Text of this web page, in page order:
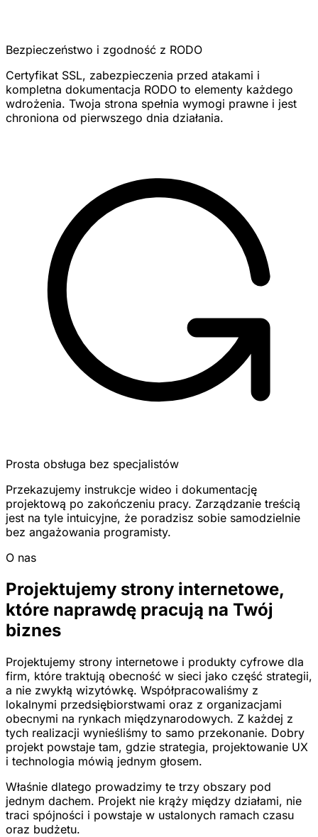
Bezpieczeństwo i zgodność z RODO
Certyfikat SSL, zabezpieczenia przed atakami i
kompletna dokumentacja RODO to elementy każdego
wdrożenia. Twoja strona spełnia wymogi prawne i jest
chroniona od pierwszego dnia działania.
Prosta obsługa bez specjalistów
Przekazujemy instrukcje wideo i dokumentację
projektową po zakończeniu pracy. Zarządzanie treścią
jest na tyle intuicyjne, że poradzisz sobie samodzielnie
bez angażowania programisty.
O nas
Projektujemy strony internetowe,
które naprawdę pracują na Twój
biznes
Projektujemy strony internetowe i produkty cyfrowe dla
firm, które traktują obecność w sieci jako część strategii,
a nie zwykłą wizytówkę. Współpracowaliśmy z
lokalnymi przedsiębiorstwami oraz z organizacjami
obecnymi na rynkach międzynarodowych. Z każdej z
tych realizacji wynieśliśmy to samo przekonanie. Dobry
projekt powstaje tam, gdzie strategia, projektowanie UX
i technologia mówią jednym głosem.
Właśnie dlatego prowadzimy te trzy obszary pod
jednym dachem. Projekt nie krąży między działami, nie
traci spójności i powstaje w ustalonych ramach czasu
oraz budżetu.